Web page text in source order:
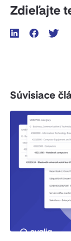
Zdieľajte
Súvisiace